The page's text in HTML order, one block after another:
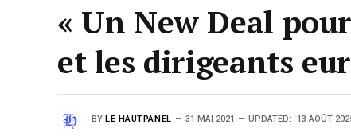
« Un New Deal
et les dirigeants
BY LE HAUTPANEL 31 MAI 2021 UPDATED: 13 AOÛT